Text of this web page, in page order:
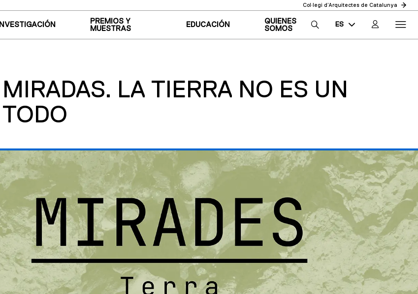
Col·legi d’Arquitectes de Catalunya
INVESTIGACIÓN
PREMIOS Y
MUESTRAS
EDUCACIÓN
QUIENES
SOMOS
ES
EN
MIRADAS. LA TIERRA NO ES UN
TODO